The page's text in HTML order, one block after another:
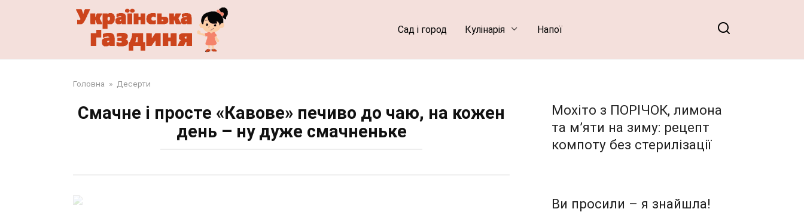
Сад і город Кулінарія Напої
Головна » Десерти
Смачне і просте «Кавове» печиво до чаю, на кожен
день – ну дуже смачненьке
Мохіто з ПОРІЧОК, лимона
та м’яти на зиму: рецепт
компоту без стерилізації
Ви просили – я знайшла!